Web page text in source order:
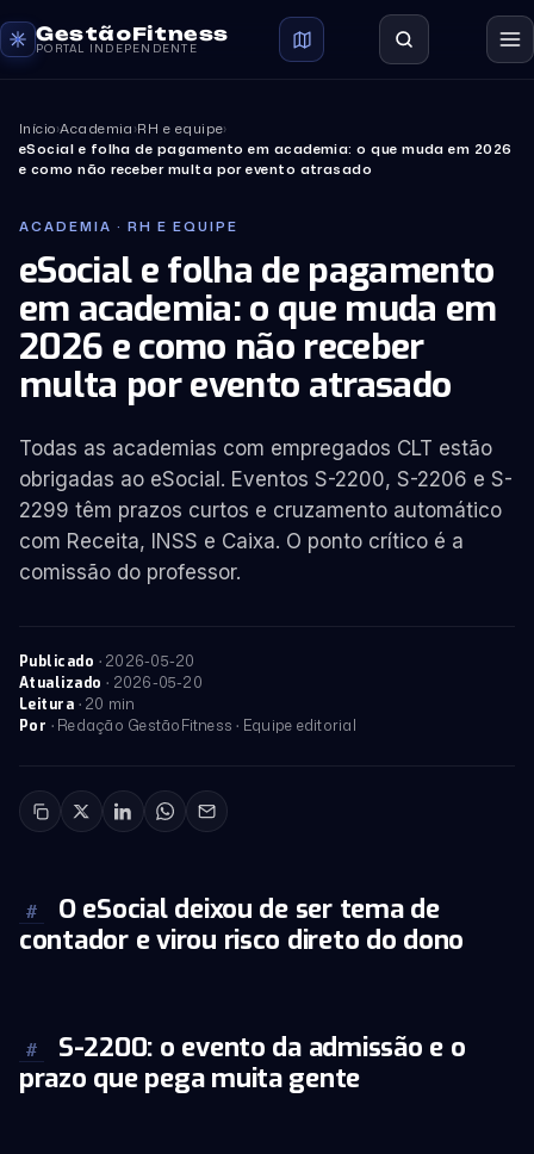
GestãoFitness
PORTAL INDEPENDENTE
Início›Academia›RH e equipe›
eSocial e folha de pagamento em academia: o que muda em 2026
e como não receber multa por evento atrasado
ACADEMIA · RH E EQUIPE
eSocial e folha de pagamento
em academia: o que muda em
2026 e como não receber
multa por evento atrasado
Todas as academias com empregados CLT estão
obrigadas ao eSocial. Eventos S-2200, S-2206 e S-
2299 têm prazos curtos e cruzamento automático
com Receita, INSS e Caixa. O ponto crítico é a
comissão do professor.
Publicado · 2026-05-20
Atualizado · 2026-05-20
Leitura · 20 min
Por · Redação GestãoFitness · Equipe editorial
#
O eSocial deixou de ser tema de
contador e virou risco direto do dono
#
S-2200: o evento da admissão e o
prazo que pega muita gente